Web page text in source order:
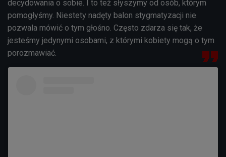
decydowania o sobie. I to też słyszymy od osób, którym
pomogłyśmy. Niestety nadęty balon stygmatyzacji nie
pozwala mówić o tym głośno. Często zdarza się tak, że
jesteśmy jedynymi osobami, z którymi kobiety mogą o tym
porozmawiać.